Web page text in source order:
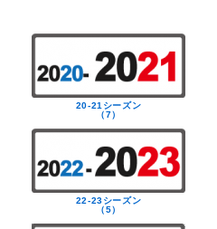
20-21シーズン
（7）
22-23シーズン
（5）